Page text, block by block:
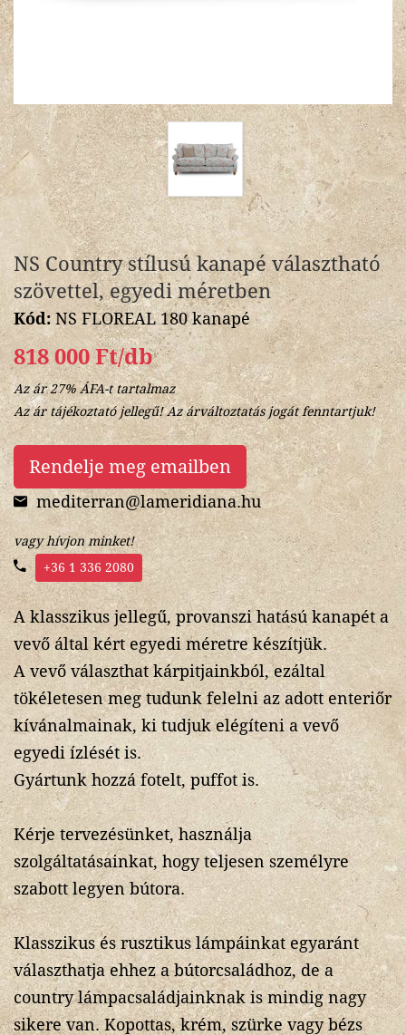
NS Country stílusú kanapé választható
szövettel, egyedi méretben
Kód:NS FLOREAL 180 kanapé
818 000 Ft/db
Az ár 27% ÁFA-t tartalmaz
Az ár tájékoztató jellegű! Az árváltoztatás jogát fenntartjuk!
Rendelje meg emailben
mediterran@lameridiana.hu
vagy hívjon minket!
+36 1 336 2080
A klasszikus jellegű, provanszi hatású kanapét a
vevő által kért egyedi méretre készítjük.
A vevő választhat kárpitjainkból, ezáltal
tökéletesen meg tudunk felelni az adott enteriőr
kívánalmainak, ki tudjuk elégíteni a vevő
egyedi ízlését is.
Gyártunk hozzá fotelt, puffot is.
Kérje tervezésünket, használja
szolgáltatásainkat, hogy teljesen személyre
szabott legyen bútora.
Klasszikus és rusztikus lámpáinkat egyaránt
választhatja ehhez a bútorcsaládhoz, de a
country lámpacsaládjainknak is mindig nagy
sikere van. Kopottas, krém, szürke vagy bézs